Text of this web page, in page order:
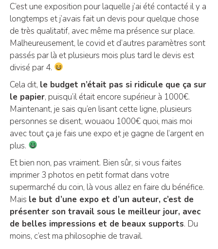
C’est une exposition pour laquelle j’ai été contacté il y a
longtemps et j’avais fait un devis pour quelque chose
de très qualitatif, avec même ma présence sur place.
Malheureusement, le covid et d’autres paramètres sont
passés par là et plusieurs mois plus tard le devis est
divisé par 4.
Cela dit, le budget n’était pas si ridicule que ça sur
le papier, puisqu’il était encore supérieur à 1000€.
Maintenant, je sais qu’en lisant cette ligne, plusieurs
personnes se disent, wouaou 1000€ quoi, mais moi
avec tout ça je fais une expo et je gagne de l’argent en
plus.
Et bien non, pas vraiment. Bien sûr, si vous faites
imprimer 3 photos en petit format dans votre
supermarché du coin, là vous allez en faire du bénéfice.
Mais le but d’une expo et d’un auteur, c’est de
présenter son travail sous le meilleur jour, avec
de belles impressions et de beaux supports. Du
moins, c’est ma philosophie de travail.